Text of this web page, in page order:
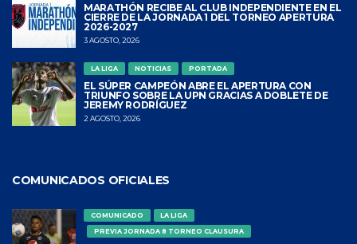
MARATHÓN RECIBE AL CLUB INDEPENDIENTE EN EL
CIERRE DE LA JORNADA 1 DEL TORNEO APERTURA
2026-2027
3 AGOSTO, 2026
LA LIGA NOTICIAS PORTADA
EL SÚPER CAMPEÓN ABRE EL APERTURA CON
TRIUNFO SOBRE LA UPN GRACIAS A DOBLETE DE
JEREMY RODRÍGUEZ
2 AGOSTO, 2026
COMUNICADOS OFICIALES
COMUNICADO
LA LIGA
PREVIA JORNADA 8 TORNEO CLAUSURA